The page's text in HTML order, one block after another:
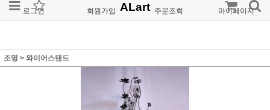
로그인 회원가입 주문조회 마이페이지
ALart
조명 > 와이어스탠드